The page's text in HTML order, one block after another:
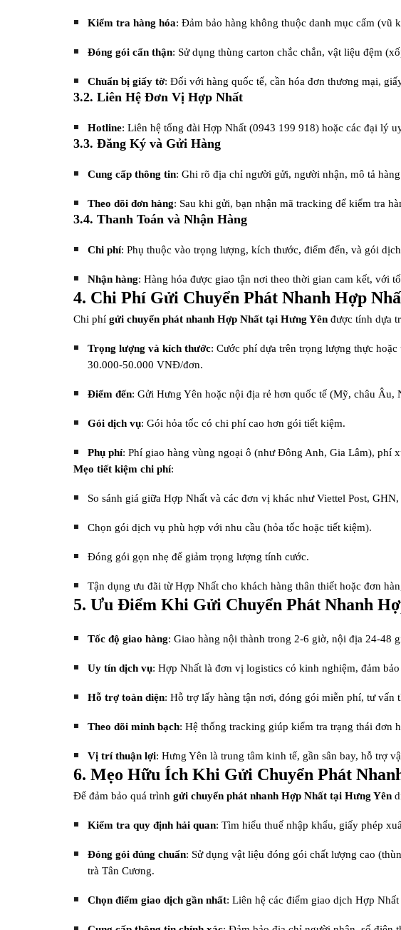
Kiểm tra hàng hóa: Đảm bảo hàng không thuộc danh mục cấm (vũ
Đóng gói cẩn thận: Sử dụng thùng carton chắc chắn, vật liệu đệm
Chuẩn bị giấy tờ: Đối với hàng quốc tế, cần hóa đơn thương mại,
3.2. Liên Hệ Đơn Vị Hợp Nhất
Hotline: Liên hệ tổng đài Hợp Nhất (0943 199 918) hoặc các đại lý
3.3. Đăng Ký và Gửi Hàng
Cung cấp thông tin: Ghi rõ địa chỉ người gửi, người nhận, mô tả
Theo dõi đơn hàng: Sau khi gửi, bạn nhận mã tracking để kiểm tra
3.4. Thanh Toán và Nhận Hàng
Chi phí: Phụ thuộc vào trọng lượng, kích thước, điểm đến, và gói
Nhận hàng: Hàng hóa được giao tận nơi theo thời gian cam kết, với
4. Chi Phí Gửi Chuyển Phát Nhanh Hợp
Chi phí gửi chuyển phát nhanh Hợp Nhất tại Hưng Yênđược tính dựa
Trọng lượng và kích thước: Cước phí dựa trên trọng lượng thực
30.000-50.000 VNĐ/đơn.
Điểm đến: Gửi Hưng Yên hoặc nội địa rẻ hơn quốc tế (Mỹ, châu Âu,
Gói dịch vụ: Gói hỏa tốc có chi phí cao hơn gói tiết kiệm.
Phụ phí: Phí giao hàng vùng ngoại ô (như Đông Anh, Gia Lâm), phí
Mẹo tiết kiệm chi phí:
So sánh giá giữa Hợp Nhất và các đơn vị khác như Viettel Post,
Chọn gói dịch vụ phù hợp với nhu cầu (hỏa tốc hoặc tiết kiệm).
Đóng gói gọn nhẹ để giảm trọng lượng tính cước.
Tận dụng ưu đãi từ Hợp Nhất cho khách hàng thân thiết hoặc đơn
5. Ưu Điểm Khi Gửi Chuyển Phát Nhanh
Tốc độ giao hàng: Giao hàng nội thành trong 2-6 giờ, nội địa 24-48
Uy tín dịch vụ: Hợp Nhất là đơn vị logistics có kinh nghiệm, đảm
Hỗ trợ toàn diện: Hỗ trợ lấy hàng tận nơi, đóng gói miễn phí, tư vấn
Theo dõi minh bạch: Hệ thống tracking giúp kiểm tra trạng thái đơn
Vị trí thuận lợi: Hưng Yên là trung tâm kinh tế, gần sân bay, hỗ trợ
6. Mẹo Hữu Ích Khi Gửi Chuyển Phát
Để đảm bảo quá trình gửi chuyển phát nhanh Hợp Nhất tại Hưng Yên
Kiểm tra quy định hải quan: Tìm hiểu thuế nhập khẩu, giấy phép
Đóng gói đúng chuẩn: Sử dụng vật liệu đóng gói chất lượng cao
trà Tân Cương.
Chọn điểm giao dịch gần nhất: Liên hệ các điểm giao dịch Hợp